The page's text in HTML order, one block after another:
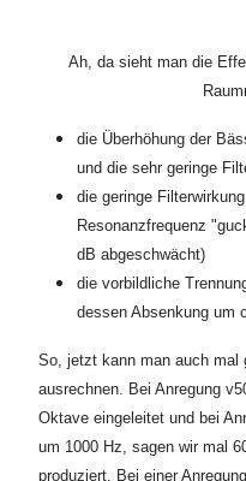
Ah, da sieht man die
die Überhöhung der
und die sehr geringe
die geringe
Resonanzfrequenz
dB abgeschwächt)
die vorbildliche
dessen Absenkung um
So, jetzt kann man auch mal
ausrechnen. Bei Anregung
Oktave eingeleitet und bei
um 1000 Hz, sagen wir mal
produziert. Bei einer